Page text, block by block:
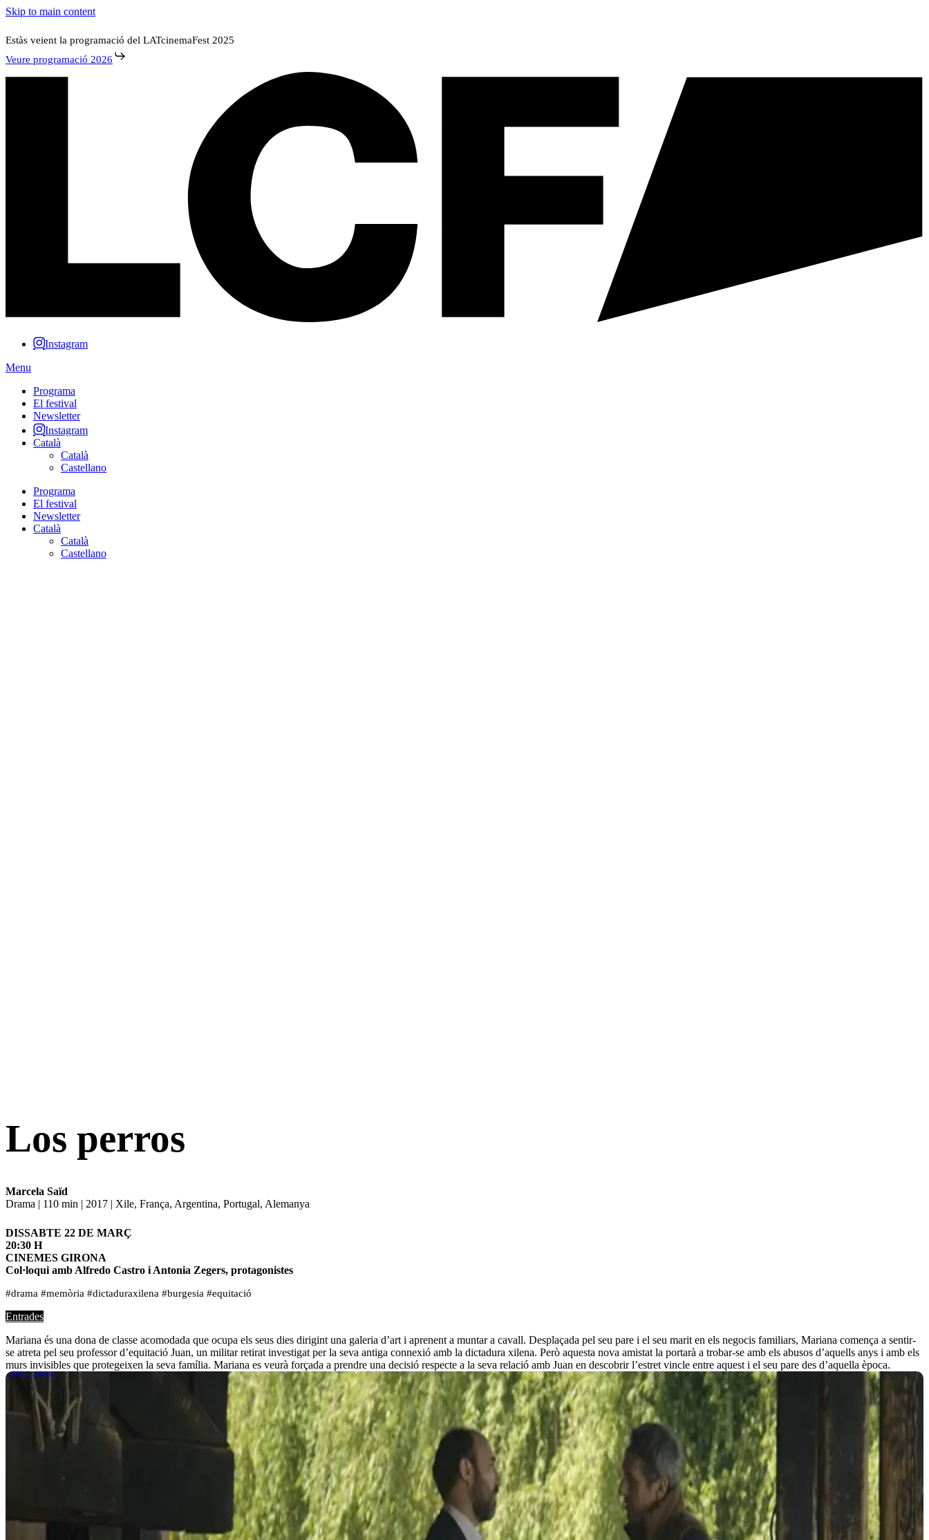
Skip to main content
Estàs veient la programació del LATcinemaFest 2025
Veure programació 2026
Instagram
Menu
Programa
El festival
Newsletter
Instagram
Català
Català
Castellano
Programa
El festival
Newsletter
Català
Català
Castellano
Los perros
Marcela Saïd
Drama | 110 min | 2017 | Xile, França, Argentina, Portugal, Alemanya
DISSABTE 22 DE MARÇ
20:30 H
CINEMES GIRONA
Col·loqui amb Alfredo Castro i Antonia Zegers, protagonistes
#drama #memòria #dictaduraxilena #burgesia #equitació
Entrades
Mariana és una dona de classe acomodada que ocupa els seus dies dirigint una galeria d’art i aprenent a muntar a cavall. Desplaçada pel seu pare i el seu marit en els negocis familiars, Mariana comença a sentir-
se atreta pel seu professor d’equitació Juan, un militar retirat investigat per la seva antiga connexió amb la dictadura xilena. Però aquesta nova amistat la portarà a trobar-se amb els abusos d’aquells anys i amb els
murs invisibles que protegeixen la seva família. Mariana es veurà forçada a prendre una decisió respecte a la seva relació amb Juan en descobrir l’estret vincle entre aquest i el seu pare des d’aquella època.
Play Video